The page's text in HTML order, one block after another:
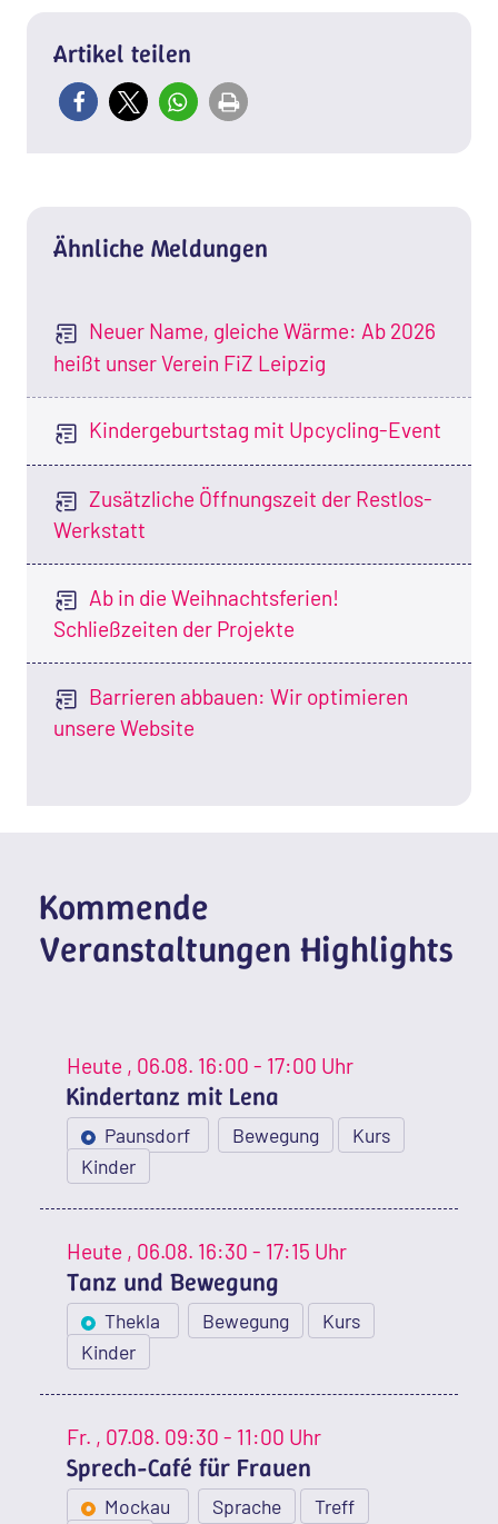
Artikel teilen
Ähnliche Meldungen
Neuer Name, gleiche Wärme: Ab 2026
heißt unser Verein FiZ Leipzig
Kindergeburtstag mit Upcycling-Event
Zusätzliche Öffnungszeit der Restlos-
Werkstatt
Ab in die Weihnachtsferien!
Schließzeiten der Projekte
Barrieren abbauen: Wir optimieren
unsere Website
Kommende
Veranstaltungen Highlights
Heute , 06.08. 16:00 - 17:00 Uhr
Kindertanz mit Lena
Paunsdorf Bewegung
Kurs
Kinder
Heute , 06.08. 16:30 - 17:15 Uhr
Tanz und Bewegung
Thekla Bewegung
Kurs
Kinder
Fr. , 07.08. 09:30 - 11:00 Uhr
Sprech-Café für Frauen
Mockau Sprache
Treff